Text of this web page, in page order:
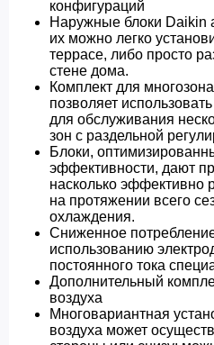
конфигураций
Наружные блоки Daikin
их можно легко
террасе, либо просто
стене дома.
Комплект для
позволяет
для обслуживания
зон с раздельной
Блоки,
эффективности, дают
насколько эффективно
на протяжении всего
охлаждения.
Сниженное
использованию
постоянного тока
Дополнительный
воздуха
Многовариантная
воздуха может